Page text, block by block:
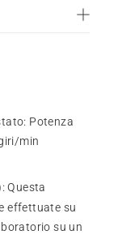
: Potenza
min
:Questa
effettuate su
su un